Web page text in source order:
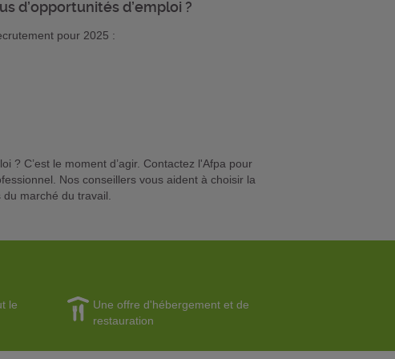
d’opportunités d’emploi ?
pour 2025 :
? C’est le moment d’agir. Contactez l'Afpa pour
Nos conseillers vous aident à choisir la
marché du travail.
le
Une offre d'hébergement et de
restauration